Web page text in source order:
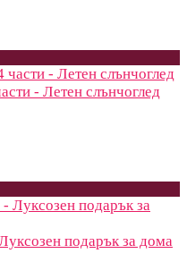
- Летен слънчоглед
подарък за дома